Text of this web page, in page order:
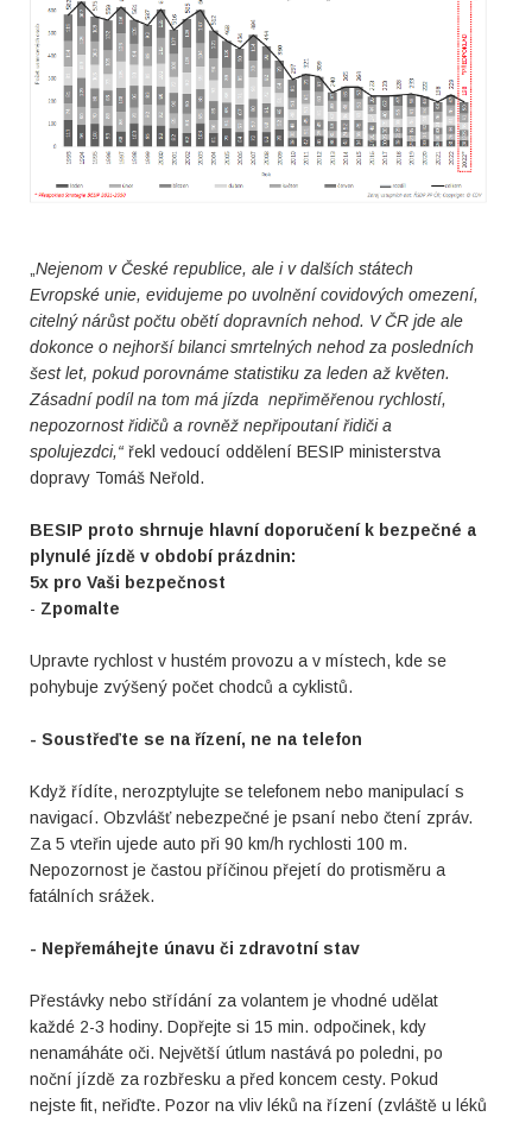
Nejenom v České republice, ale i v dalších státech
Evropské unie, evidujeme po uvolnění covidových omezení,
citelný nárůst počtu obětí dopravních nehod. V ČR jde ale
dokonce o nejhorší bilanci smrtelných nehod za posledních
šest let, pokud porovnáme statistiku za leden až květen.
Zásadní podíl na tom má jízda nepřiměřenou rychlostí,
nepozornost řidičů a rovněž nepřipoutaní řidiči a
spolujezdci,“ řekl vedoucí oddělení BESIP ministerstva
dopravy Tomáš Neřold.
BESIP proto shrnuje hlavní doporučení k bezpečné a
plynulé jízdě v období prázdnin:
5x pro Vaši bezpečnost
- Zpomalte
Upravte rychlost v hustém provozu a v místech, kde se
pohybuje zvýšený počet chodců a cyklistů.
- Soustřeďte se na řízení, ne na telefon
Když řídíte, nerozptylujte se telefonem nebo manipulací s
navigací. Obzvlášť nebezpečné je psaní nebo čtení zpráv.
Za 5 vteřin ujede auto při 90 km/h rychlosti 100 m.
Nepozornost je častou příčinou přejetí do protisměru a
fatálních srážek.
- Nepřemáhejte únavu či zdravotní stav
Přestávky nebo střídání za volantem je vhodné udělat
každé 2-3 hodiny. Dopřejte si 15 min. odpočinek, kdy
nenamáháte oči. Největší útlum nastává po poledni, po
noční jízdě za rozbřesku a před koncem cesty. Pokud
nejste fit, neřiďte. Pozor na vliv léků na řízení (zvláště u léků